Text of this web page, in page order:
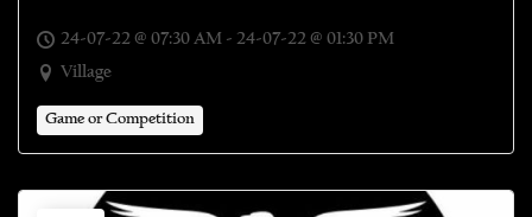
24-07-22 @ 07:30 AM - 24-07-22 @ 01:30 PM
Village
Game or Competition